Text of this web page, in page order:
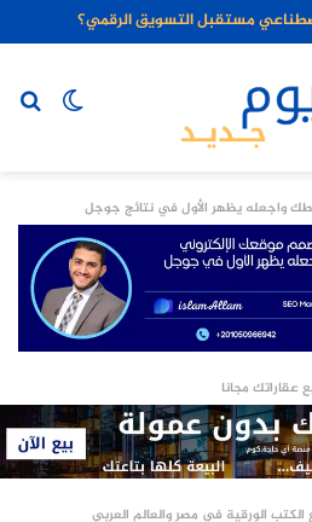
مستقبل التسويق الرقمي؟
الوضع
واجعله يظهر الأول في نتائج جوجل
عقاراتك مجانا
الورقية في مصر والعالم العربي